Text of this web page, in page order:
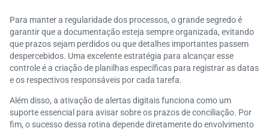
Para manter a regularidade dos processos, o grande segredo é
garantir que a documentação esteja sempre organizada, evitando
que prazos sejam perdidos ou que detalhes importantes passem
despercebidos. Uma excelente estratégia para alcançar esse
controle é a criação de planilhas específicas para registrar as datas
e os respectivos responsáveis por cada tarefa.
Além disso, a ativação de alertas digitais funciona como um
suporte essencial para avisar sobre os prazos de conciliação. Por
fim, o sucesso dessa rotina depende diretamente do envolvimento